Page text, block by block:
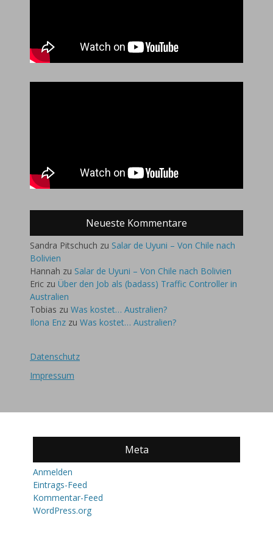
Neueste Kommentare
Sandra Pitschuch zu Salar de Uyuni – Von Chile nach
Bolivien
Hannah zu Salar de Uyuni – Von Chile nach Bolivien
Eric zu Über den Job als (badass) Traffic Controller in
Australien
Tobias zu Was kostet… Australien?
Ilona Enz zu Was kostet… Australien?
Datenschutz
Impressum
Meta
Anmelden
Eintrags-Feed
Kommentar-Feed
WordPress.org